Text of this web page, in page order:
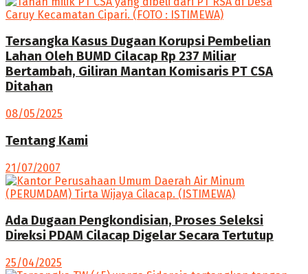
Tersangka Kasus Dugaan Korupsi Pembelian
Lahan Oleh BUMD Cilacap Rp 237 Miliar
Bertambah, Giliran Mantan Komisaris PT CSA
Ditahan
08/05/2025
Tentang Kami
21/07/2007
Ada Dugaan Pengkondisian, Proses Seleksi
Direksi PDAM Cilacap Digelar Secara Tertutup
25/04/2025